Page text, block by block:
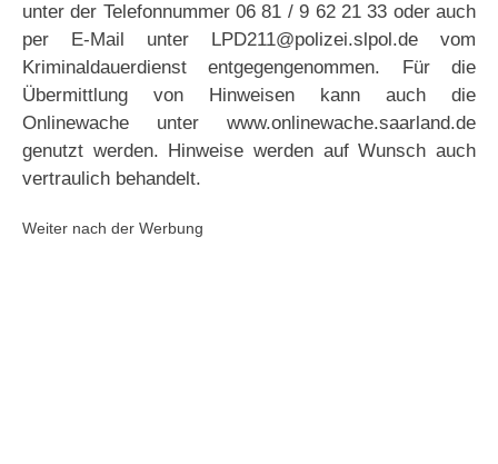
unter der Telefonnummer 06 81 / 9 62 21 33 oder auch
per E-Mail unter LPD211@polizei.slpol.de vom
Kriminaldauerdienst entgegengenommen. Für die
Übermittlung von Hinweisen kann auch die
Onlinewache unter www.onlinewache.saarland.de
genutzt werden. Hinweise werden auf Wunsch auch
vertraulich behandelt.
Weiter nach der Werbung